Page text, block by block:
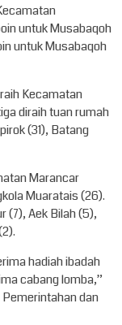
untuk Musabaqoh
untuk Musabaqoh
Kecamatan
diraih tuan rumah
(31), Batang
Marancar
Muaratais (26).
(7), Aek Bilah (5),
hadiah ibadah
cabang lomba,”
dan